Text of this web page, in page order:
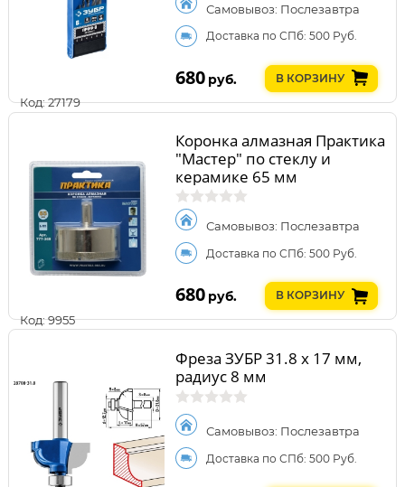
Код: 27179
Самовывоз: Послезавтра
Доставка по СПб: 500 Руб.
680 руб. В КОРЗИНУ
Код: 9955
Коронка алмазная Практика
"Мастер" по стеклу и
керамике 65 мм
Самовывоз: Послезавтра
Доставка по СПб: 500 Руб.
680 руб. В КОРЗИНУ
Фреза ЗУБР 31.8 x 17 мм,
радиус 8 мм
Самовывоз: Послезавтра
Доставка по СПб: 500 Руб.